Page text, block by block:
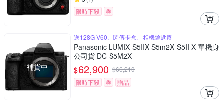
限時下殺 券
補貨中
送128G V60、閃傳卡盒、相機鑰匙圈
Panasonic LUMIX S5IIX S5m2X S5II X 單機身
公司貨 DC-S5M2X
$62,900 $66,210
限時下殺
券 贈品